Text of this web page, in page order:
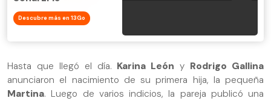
Descubre más en 13Go
Hasta que llegó el día. Karina León y Rodrigo Gallina
anunciaron el nacimiento de su primera hija, la pequeña
Martina. Luego de varios indicios, la pareja publicó una